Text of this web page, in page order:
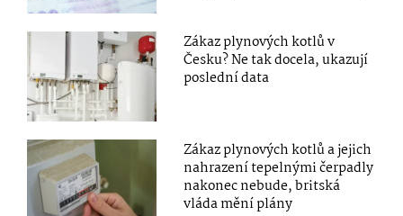
Zákaz plynových kotlů v
Česku? Ne tak docela, ukazují
poslední data
Zákaz plynových kotlů a jejich
nahrazení tepelnými čerpadly
nakonec nebude, britská
vláda mění plány